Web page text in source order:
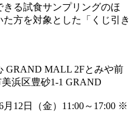
る試食サンプリングのほ
方を対象とした「くじ引き
GRAND MALL 2Fとみや前
浜区豊砂1-1 GRAND
月12日（金）11:00～17:00 ※